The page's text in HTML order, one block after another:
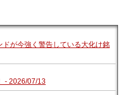
が今強く警告している大化け銘
- 2026/07/13